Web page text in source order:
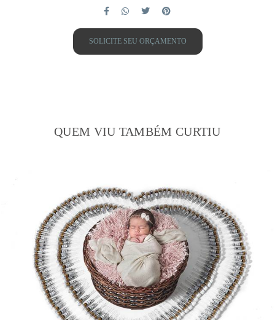
SOLICITE SEU ORÇAMENTO
QUEM VIU TAMBÉM CURTIU